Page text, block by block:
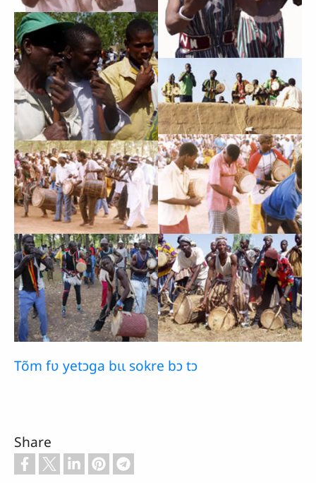
Tõm fʋ yetɔga bɩɩ sokre bɔ tɔ
Share